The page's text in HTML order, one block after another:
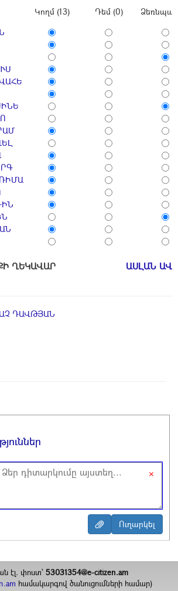
Կողմ (13) Դեմ (0)
ՂԵԿԱՎԱՐ ԱՍԼԱՆ
ԴԱՎԹՅԱՆ
×
էլ. փոստ` 53031354@e-citizen.am
համակարգով ծանուցումների համար)